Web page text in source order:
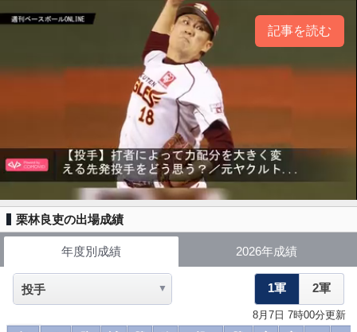
記事を読む
栗林良吏の出場成績
年度別成績 2026年成績
1軍 2軍
8月7日 7時00分更新